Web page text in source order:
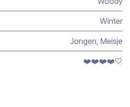
Winter
Jongen Meisje
❤️❤️❤️❤️🤍